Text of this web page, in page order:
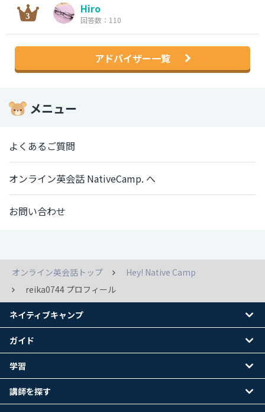
Hiro
回答数：110
アドバイザー一覧
メニュー
よくあるご質問
オンライン英会話 NativeCamp. へ
お問い合わせ
オンライン英会話トップ
Hey! Native Camp
reika0744 プロフィール
ネイティブキャンプ
ガイド
学習
講師を探す